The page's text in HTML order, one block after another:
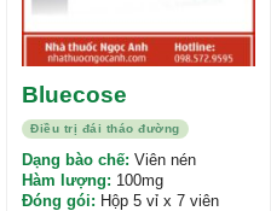
Điều trị đái tháo đường
Bluecose
Dạng bào chế: Viên nén
Hàm lượng: 100mg
Đóng gói: Hộp 5 vỉ x 7 viên